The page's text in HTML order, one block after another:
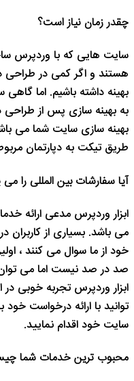
چقدر زمان نیاز است؟
سایت هایی که با وردپرس
هستند و اگر کمی در طراحی
بهینه داشته باشیم. اما
به بهینه سازی پس از طراحی
بهینه سازی سایت شما می
طریق تیکت به دپارتمان
آیا سفارشات بین المللی را می
ابزار وردپرس مدعی ارائه
می باشد. بسیاری از کاربران
خود از ما سوال می کنند ،
ابزار وردپرس تجربه خوبی
توانید با ارائه درخواست
سایت خود اقدام نمایید.
محبوب ترین خدمات شما